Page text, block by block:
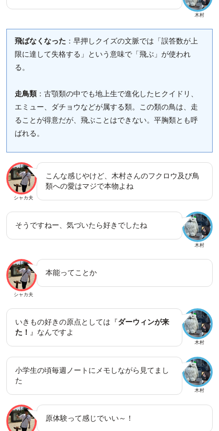
木村
飛ばなくなった ：早押しクイズの文脈では「誤答数が上
限に達して失格する」という意味で「飛ぶ」が使われ
る。
走鳥類：古顎類の中でも地上生で進化したヒクイドリ、
エミュー、ダチョウなどが属する類。この類の鳥は、走
ることが得意だが、飛ぶことはできない。平胸類とも呼
ばれる。
シャカ夫
こんな感じやけど、木村さんのフクロウ及び鳥
類への愛はマジで本物よね
木村
そうですねー、気づいたら好きでしたね
シャカ夫
本能ってことか
木村
いきもの好きの原点としては『ダーウィンが来
た！ 』なんですよ
木村
小学生の頃毎週ノートにメモしながら見てまし
た
原体験って感じでいい～！